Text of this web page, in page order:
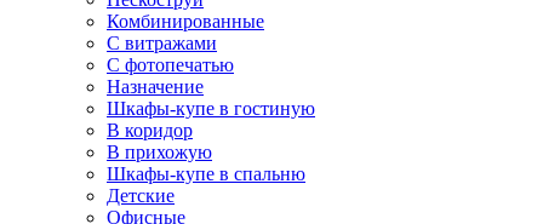
Комбинированные
С витражами
С фотопечатью
Назначение
Шкафы-купе в гостиную
В коридор
В прихожую
Шкафы-купе в спальню
Детские
Офисные